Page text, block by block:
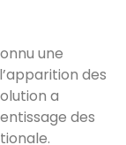
une
des
a
des